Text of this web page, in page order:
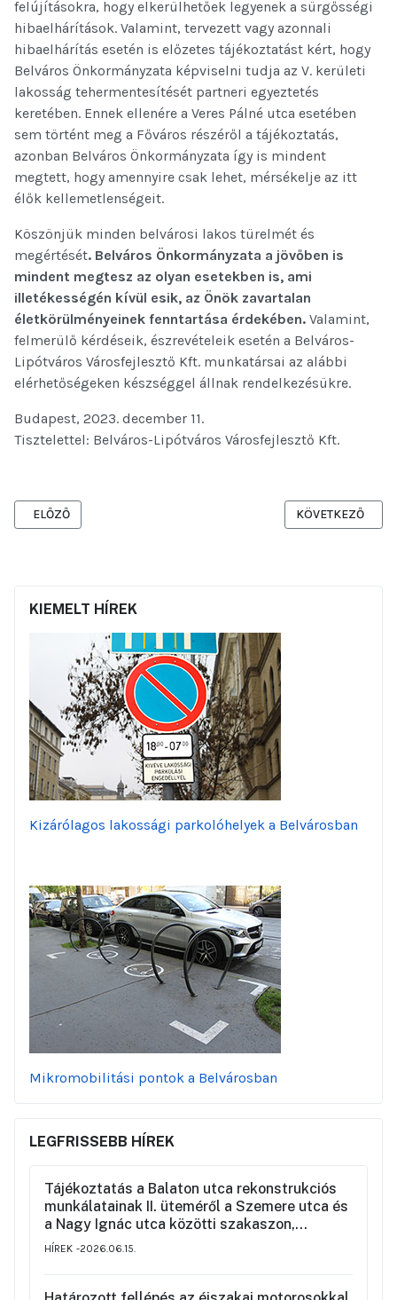
felújításokra, hogy elkerülhetőek legyenek a sürgősségi
hibaelhárítások. Valamint, tervezett vagy azonnali
hibaelhárítás esetén is előzetes tájékoztatást kért, hogy
Belváros Önkormányzata képviselni tudja az V. kerületi
lakosság tehermentesítését partneri egyeztetés
keretében. Ennek ellenére a Veres Pálné utca esetében
sem történt meg a Főváros részéről a tájékoztatás,
azonban Belváros Önkormányzata így is mindent
megtett, hogy amennyire csak lehet, mérsékelje az itt
élők kellemetlenségeit.
Köszönjük minden belvárosi lakos türelmét és
megértését. Belváros Önkormányzata a jövőben is
mindent megtesz az olyan esetekben is, ami
illetékességén kívül esik, az Önök zavartalan
életkörülményeinek fenntartása érdekében. Valamint,
felmerülő kérdéseik, észrevételeik esetén a Belváros-
Lipótváros Városfejlesztő Kft. munkatársai az alábbi
elérhetőségeken készséggel állnak rendelkezésükre.
Budapest, 2023. december 11.
Tisztelettel: Belváros-Lipótváros Városfejlesztő Kft.
ELŐZŐ CIKK: TÁJÉKOZTATÁS A SZABADSÁG TÉR DÉLNYUGATI
ELŐZŐ KÖVETKEZŐ
KÖVETKEZŐ
KIEMELT HÍREK
Kizárólagos lakossági parkolóhelyek a Belvárosban
Mikromobilitási pontok a Belvárosban
LEGFRISSEBB HÍREK
Tájékoztatás a Balaton utca rekonstrukciós
munkálatainak II. üteméről a Szemere utca és
a Nagy Ignác utca közötti szakaszon,
valamint a környék ideiglenes forgalmi
HÍREK 2026.06.15.